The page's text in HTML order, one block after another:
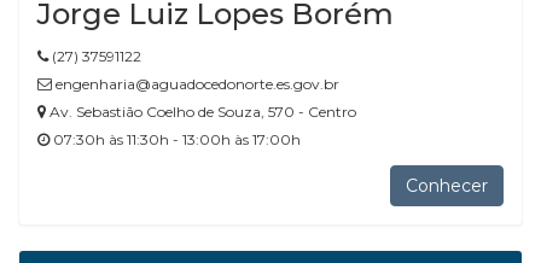
Jorge Luiz Lopes Borém
(27) 37591122
engenharia@aguadocedonorte.es.gov.br
Av. Sebastião Coelho de Souza, 570 - Centro
07:30h às 11:30h - 13:00h às 17:00h
Conhecer